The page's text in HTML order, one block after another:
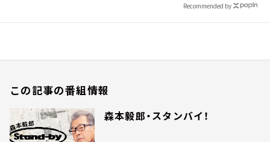
Recommended by
この記事の番組情報
森本毅郎・スタンバイ！